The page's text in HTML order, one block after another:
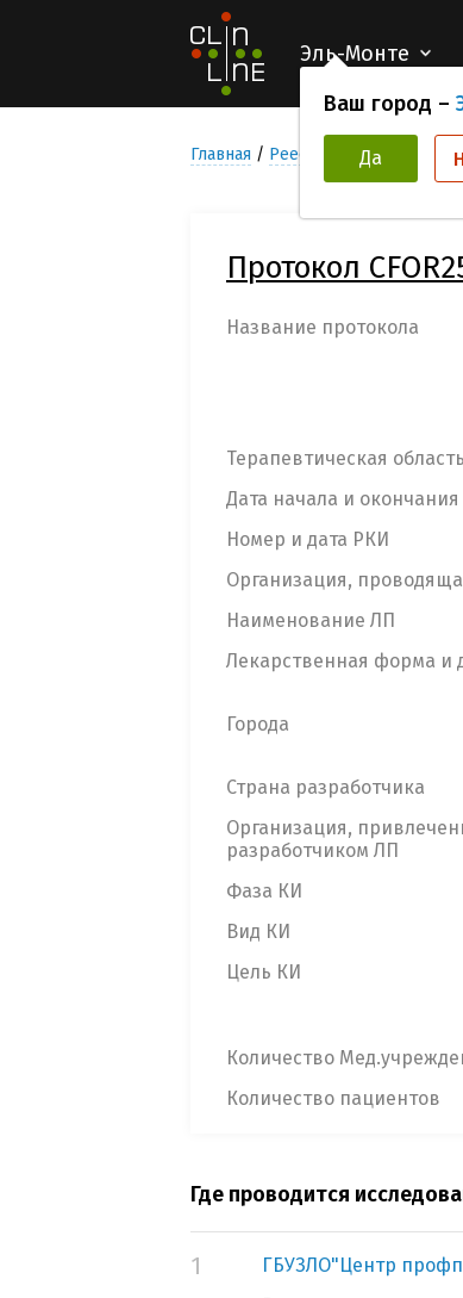
Эль-Монте
Ваш город –
Да
Главная Реестр Клинических
Протокол
Название протокола
Терапевтическая область
Дата начала и
Номер и дата РКИ
Организация,
Наименование ЛП
Лекарственная форма и
Города
Страна разработчика
Организация,
разработчиком ЛП
Фаза КИ
Вид КИ
Цель КИ
Количество
Количество пациентов
Где проводится
1
ГБУЗЛО"Центр